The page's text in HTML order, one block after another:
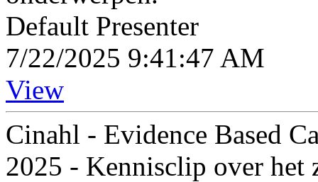
Default Presenter
7/22/2025 9:41:47 AM
View
Cinahl - Evidence Based
2025 - Kennisclip over het